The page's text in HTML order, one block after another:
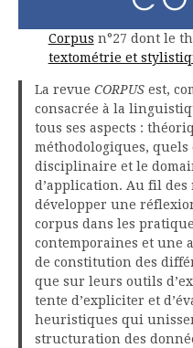
Corpus n°27 dont le
textométrie et
La revue CORPUSest,
consacrée à la
tous ses aspects :
méthodologiques, quels
disciplinaire et le
d’application. Au fil des
développer une
corpus dans les
contemporaines et une
de constitution des
que sur leurs outils
tente d’expliciter et
heuristiques qui
structuration des